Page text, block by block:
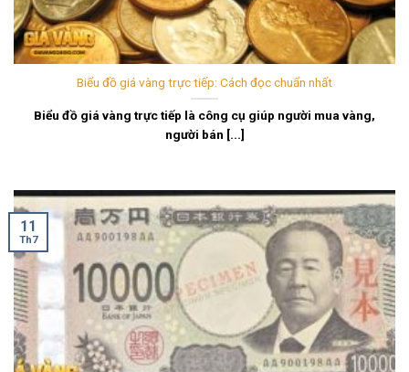
Biểu đồ giá vàng trực tiếp: Cách đọc chuẩn nhất
Biểu đồ giá vàng trực tiếp là công cụ giúp người mua vàng,
người bán [...]
11
Th7